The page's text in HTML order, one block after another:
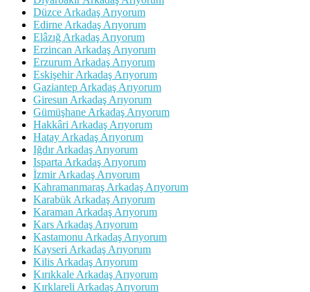
Düzce Arkadaş Arıyorum
Edirne Arkadaş Arıyorum
Elâzığ Arkadaş Arıyorum
Erzincan Arkadaş Arıyorum
Erzurum Arkadaş Arıyorum
Eskişehir Arkadaş Arıyorum
Gaziantep Arkadaş Arıyorum
Giresun Arkadaş Arıyorum
Gümüşhane Arkadaş Arıyorum
Hakkâri Arkadaş Arıyorum
Hatay Arkadaş Arıyorum
Iğdır Arkadaş Arıyorum
Isparta Arkadaş Arıyorum
İzmir Arkadaş Arıyorum
Kahramanmaraş Arkadaş Arıyorum
Karabük Arkadaş Arıyorum
Karaman Arkadaş Arıyorum
Kars Arkadaş Arıyorum
Kastamonu Arkadaş Arıyorum
Kayseri Arkadaş Arıyorum
Kilis Arkadaş Arıyorum
Kırıkkale Arkadaş Arıyorum
Kırklareli Arkadaş Arıyorum